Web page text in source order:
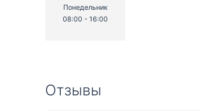
Понедельник
08:00 - 16:00
Отзывы